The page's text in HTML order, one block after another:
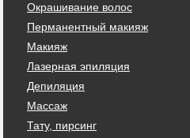
Окрашивание волос
Перманентный макияж
Макияж
Лазерная эпиляция
Депиляция
Массаж
Тату, пирсинг